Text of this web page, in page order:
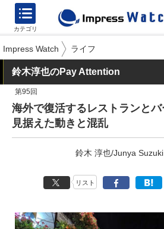
カテゴリ
Impress Watch ライフ
鈴木淳也のPay Attention
第95回
海外で復活するレストランと
見据えた動きと混乱
鈴木 淳也/Junya Suzuki
リスト